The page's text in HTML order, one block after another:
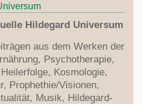
Hildegard Universum
aus dem Werken der
Psychotherapie,
Kosmologie,
Prophethie/Visionen,
Musik, Hildegard-